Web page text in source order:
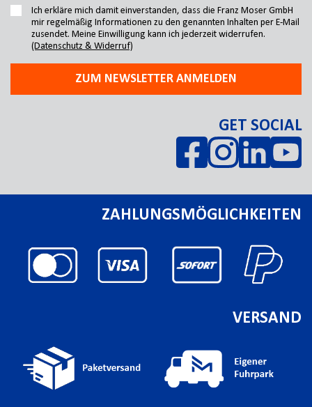
Ich erkläre mich damit einverstanden, dass die Franz Moser GmbH
mir regelmäßig Informationen zu den genannten Inhalten per E-Mail
zusendet. Meine Einwilligung kann ich jederzeit widerrufen.
(Datenschutz & Widerruf)
ZUM NEWSLETTER ANMELDEN
GET SOCIAL
ZAHLUNGSMÖGLICHKEITEN
VERSAND